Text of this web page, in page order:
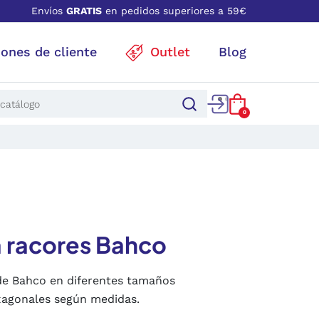
Envíos GRATIS en pedidos superiores a 59€
de cliente Outlet Blog
0
racores Bahco
Bahco en diferentes tamaños
según medidas.